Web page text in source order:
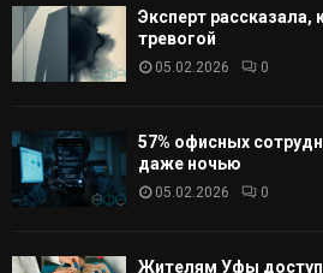
Эксперт рассказала,
тревогой
05.02.2026 0
57% офисных
даже ночью
05.02.2026 0
Жителям Уфы